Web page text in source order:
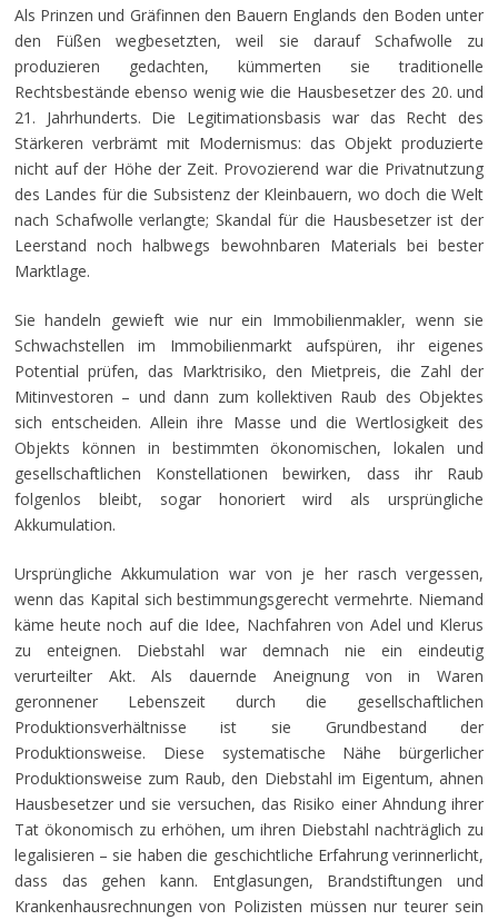
Als Prinzen und Gräfinnen den Bauern Englands den Boden unter
den Füßen wegbesetzten, weil sie darauf Schafwolle zu
produzieren gedachten, kümmerten sie traditionelle
Rechtsbestände ebenso wenig wie die Hausbesetzer des 20. und
21. Jahrhunderts. Die Legitimationsbasis war das Recht des
Stärkeren verbrämt mit Modernismus: das Objekt produzierte
nicht auf der Höhe der Zeit. Provozierend war die Privatnutzung
des Landes für die Subsistenz der Kleinbauern, wo doch die Welt
nach Schafwolle verlangte; Skandal für die Hausbesetzer ist der
Leerstand noch halbwegs bewohnbaren Materials bei bester
Marktlage.
Sie handeln gewieft wie nur ein Immobilienmakler, wenn sie
Schwachstellen im Immobilienmarkt aufspüren, ihr eigenes
Potential prüfen, das Marktrisiko, den Mietpreis, die Zahl der
Mitinvestoren – und dann zum kollektiven Raub des Objektes
sich entscheiden. Allein ihre Masse und die Wertlosigkeit des
Objekts können in bestimmten ökonomischen, lokalen und
gesellschaftlichen Konstellationen bewirken, dass ihr Raub
folgenlos bleibt, sogar honoriert wird als ursprüngliche
Akkumulation.
Ursprüngliche Akkumulation war von je her rasch vergessen,
wenn das Kapital sich bestimmungsgerecht vermehrte. Niemand
käme heute noch auf die Idee, Nachfahren von Adel und Klerus
zu enteignen. Diebstahl war demnach nie ein eindeutig
verurteilter Akt. Als dauernde Aneignung von in Waren
geronnener Lebenszeit durch die gesellschaftlichen
Produktionsverhältnisse ist sie Grundbestand der
Produktionsweise. Diese systematische Nähe bürgerlicher
Produktionsweise zum Raub, den Diebstahl im Eigentum, ahnen
Hausbesetzer und sie versuchen, das Risiko einer Ahndung ihrer
Tat ökonomisch zu erhöhen, um ihren Diebstahl nachträglich zu
legalisieren – sie haben die geschichtliche Erfahrung verinnerlicht,
dass das gehen kann. Entglasungen, Brandstiftungen und
Krankenhausrechnungen von Polizisten müssen nur teurer sein